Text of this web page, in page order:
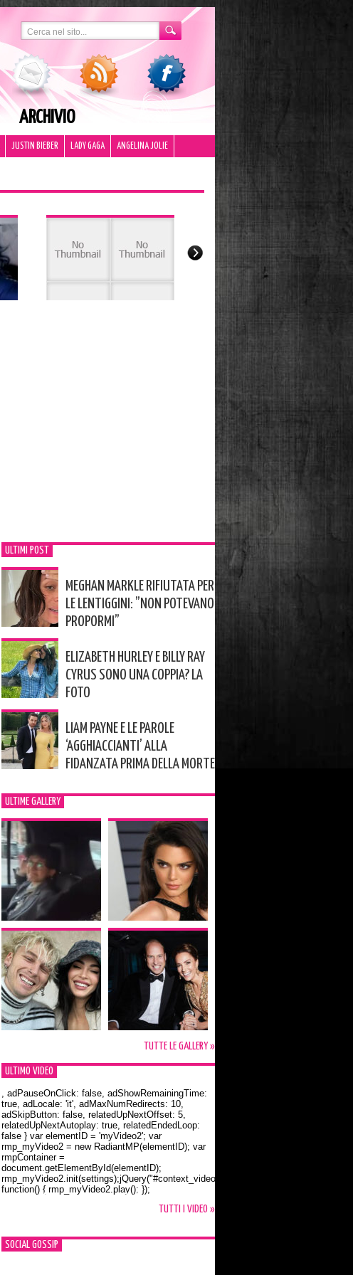
ARCHIVIO
JUSTIN BIEBER LADY GAGA ANGELINA JOLIE
ULTIMI POST
MEGHAN MARKLE RIFIUTATA PER
LE LENTIGGINI: ”NON POTEVANO
PROPORMI”
ELIZABETH HURLEY E BILLY RAY
CYRUS SONO UNA COPPIA? LA
FOTO
LIAM PAYNE E LE PAROLE
‘AGGHIACCIANTI’ ALLA
FIDANZATA PRIMA DELLA MORTE
ULTIME GALLERY
TUTTE LE GALLERY »
ULTIMO VIDEO
Orlando Bloom e la t-shirt dedicata a Flynn
, adPauseOnClick: false, adShowRemainingTime:
true, adLocale: 'it', adMaxNumRedirects: 10,
adSkipButton: false, relatedUpNextOffset: 5,
relatedUpNextAutoplay: true, relatedEndedLoop:
false } var elementID = 'myVideo2'; var
rmp_myVideo2 = new RadiantMP(elementID); var
rmpContainer =
document.getElementById(elementID);
rmp_myVideo2.init(settings);jQuery("#context_video2").one("mouseover",
function() { rmp_myVideo2.play(); });
TUTTI I VIDEO »
SOCIAL GOSSIP